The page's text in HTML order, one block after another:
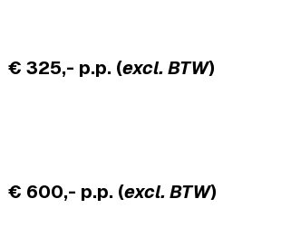
€ 325,- p.p. (excl. BTW)
€ 600,- p.p. (excl. BTW)